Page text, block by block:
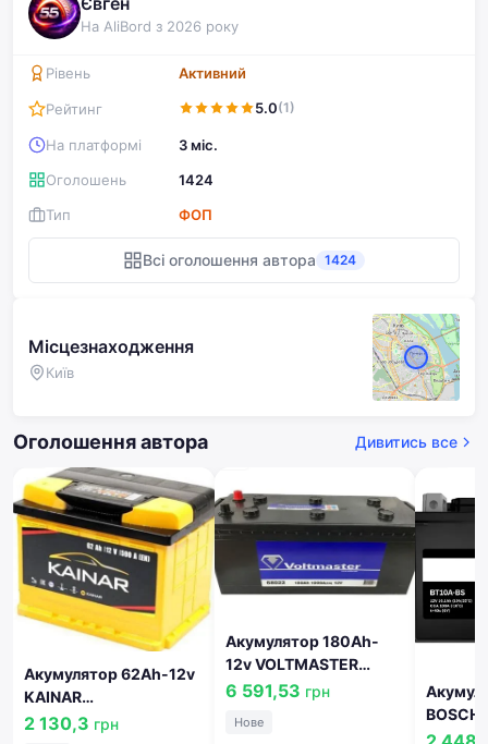
для азіатського ринку, готовий до негайного
Один з найнадійніших варіантів у своєму ціновому
діапазоні, представляє перевірений бренд Varta зі
світовою репутацією якості та довговічності.
На AliBord з 2026 року
Рівень Активний
Рейтинг 5.0(1)
На платформі
3 міс.
Оголошень
1424
Тип
ФОП
Всі оголошення автора 1424
Місцезнаходження
Київ
Оголошення автора Дивитись все
Акумулятор 62Ah-12v
KAINAR
(242х175х190),L,EN590
2 130,3 грн
Акумулятор 180Ah-
12v VOLTMASTER
(Exide) (513х223х223),
(3), EN1000! КАТ.
6 591,53 грн
Нове
Акумулятор
BOSCH